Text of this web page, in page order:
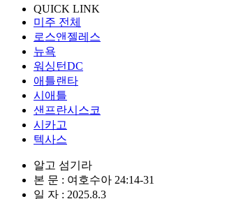
QUICK LINK
미주 전체
로스앤젤레스
뉴욕
워싱턴DC
애틀랜타
시애틀
샌프란시스코
시카고
텍사스
알고 섬기라
본 문 : 여호수아 24:14-31
일 자 : 2025.8.3